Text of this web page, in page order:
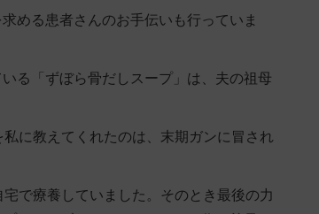
める患者さんのお手伝いも行っていま
る「 ずぼら骨だしスープ 」は、夫の祖母
に教えてくれたのは、末期ガンに冒され
で療養していました。そのとき最後の力